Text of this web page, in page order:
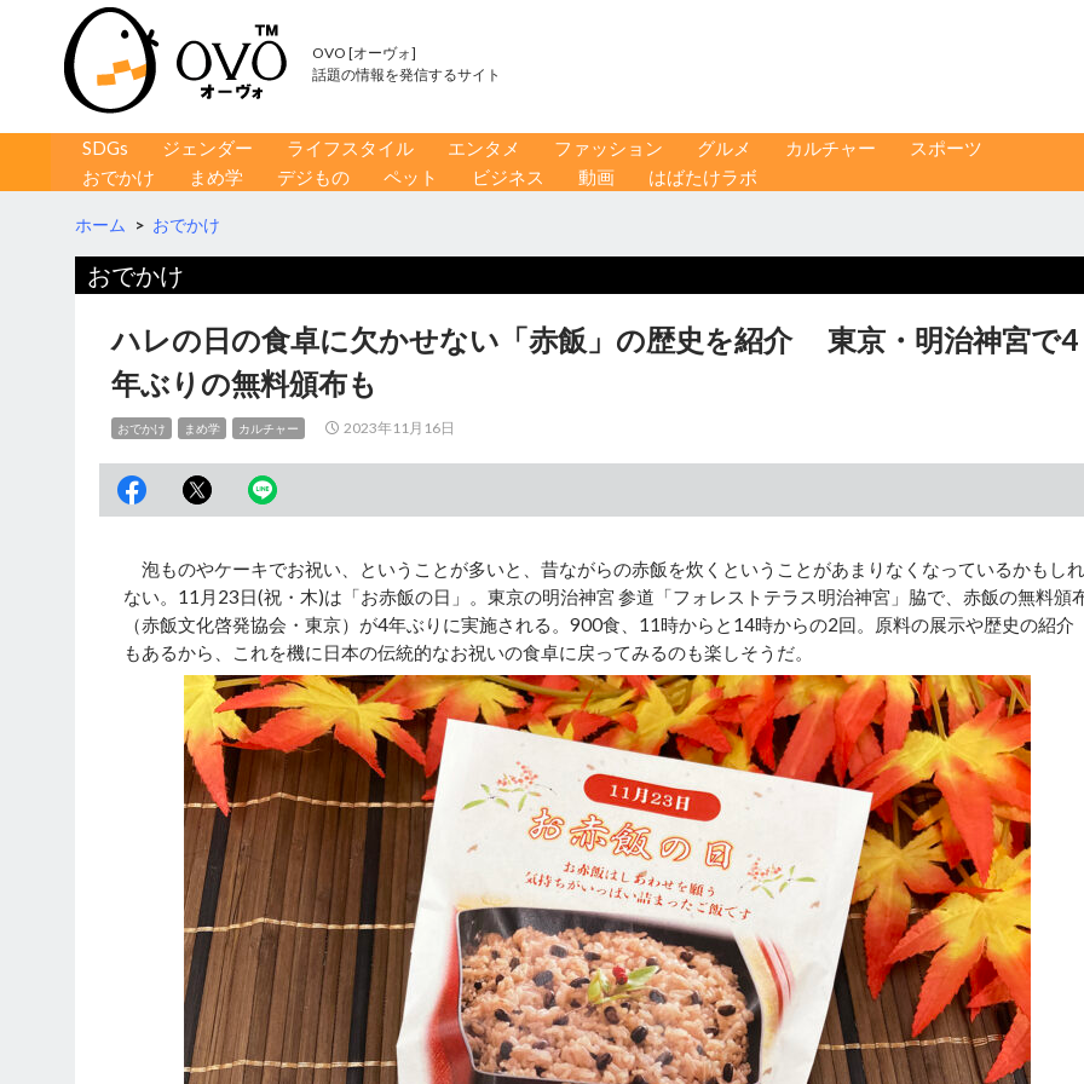
OVO [オーヴォ]
話題の情報を発信するサイト
コンテンツへ移動
SDGs ジェンダー ライフスタイル エンタメ ファッション グルメ カルチャー
スポーツ
おでかけ
まめ学 デジもの ペット ビジネス 動画 はばたけラボ
ホーム > おでかけ
おでかけ
ハレの日の食卓に欠かせない「赤飯」の歴史を紹介 東京・明治神宮で4
年ぶりの無料頒布も
おでかけ まめ学 カルチャー 2023年11月16日
泡ものやケーキでお祝い、ということが多いと、昔ながらの赤飯を炊くということがあまりなくなっているかもしれ
ない。11月23日(祝・木)は「お赤飯の日」。東京の明治神宮 参道「フォレストテラス明治神宮」脇で、赤飯の無料頒
（赤飯文化啓発協会・東京）が4年ぶりに実施される。900食、11時からと14時からの2回。原料の展示や歴史の紹介
もあるから、これを機に日本の伝統的なお祝いの食卓に戻ってみるのも楽しそうだ。